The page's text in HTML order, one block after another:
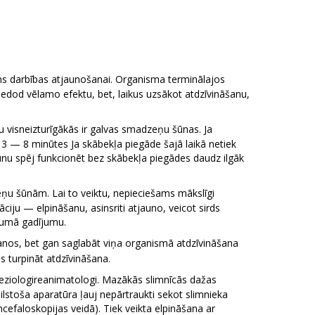
darbības atjaunošanai. Organisma terminālajos
vēlamo efektu, bet, laikus uzsākot atdzīvināšanu,
ir galvas smadzeņu šūnas. Ja
— 8 minūtes Ja skābekļa piegāde šajā laikā netiek
spēj funkcionēt bez skābekļa piegādes daudz ilgāk
šūnām. Lai to veiktu, nepieciešams mākslīgi
— elpināšanu, asinsriti atjauno, veicot sirds
gadījumu.
bet gan saglabāt viņa organismā atdzīvināšana
turpināt atdzīvināšana.
Mazākās slimnīcās dažas
aparatūra ļauj nepārtraukti sekot slimnieka
veidā). Tiek veikta elpināšana ar